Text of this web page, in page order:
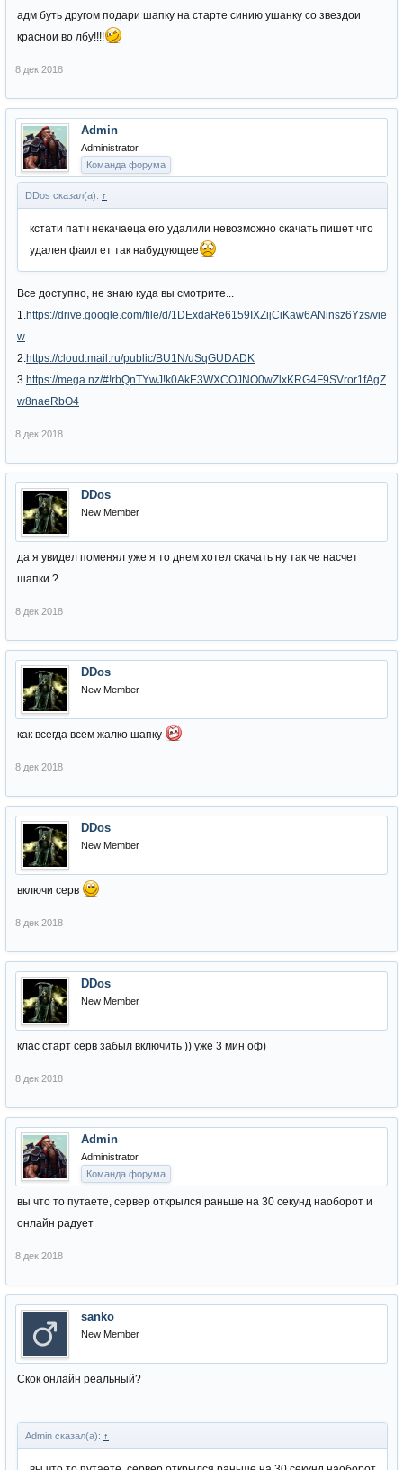
адм буть другом подари шапку на старте синию ушанку со звездои
краснои во лбу!!!!
8 дек 2018
Admin
Administrator
Команда форума
DDos сказал(а): ↑
кстати патч некачаеца его удалили невозможно скачать пишет что
удален фаил ет так набудующее
Все доступно, не знаю куда вы смотрите...
1.https://drive.google.com/file/d/1DExdaRe6159IXZijCiKaw6ANinsz6Yzs/vie
w
2.https://cloud.mail.ru/public/BU1N/uSqGUDADK
3.https://mega.nz/#!rbQnTYwJ!k0AkE3WXCOJNO0wZlxKRG4F9SVror1fAgZ
w8naeRbO4
8 дек 2018
DDos
New Member
да я увидел поменял уже я то днем хотел скачать ну так че насчет
шапки ?
8 дек 2018
DDos
New Member
как всегда всем жалко шапку
8 дек 2018
DDos
New Member
включи серв
8 дек 2018
DDos
New Member
клас старт серв забыл включить )) уже 3 мин оф)
8 дек 2018
Admin
Administrator
Команда форума
вы что то путаете, сервер открылся раньше на 30 секунд наоборот и
онлайн радует
8 дек 2018
sanko
New Member
Скок онлайн реальный?
Admin сказал(а): ↑